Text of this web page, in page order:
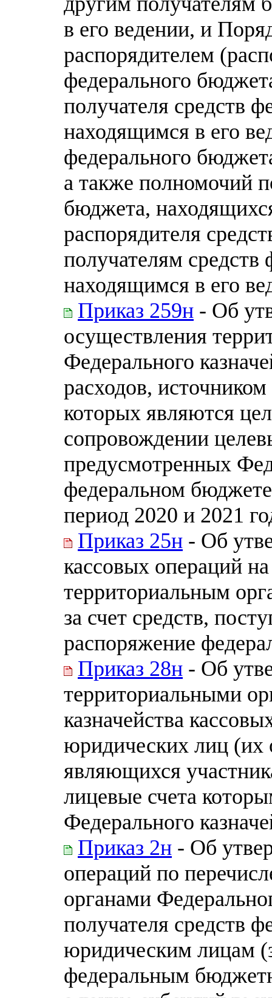
в его ведении, и
распорядителем
федерального
получателя средств
находящимся в его
федерального
а также полномочий
бюджета,
распорядителя
получателям
находящимся в его
Приказ 259н - Об
осуществления
Федерального
расходов,
которых являются
сопровождении
предусмотренных
федеральном
период 2020 и 2021
Приказ 25н - Об
кассовых операций
территориальным
за счет средств,
распоряжение
Приказ 28н - Об
территориальными
казначейства
юридических лиц (их
являющихся
лицевые счета
Федерального
Приказ 2н - Об
операций по
органами
получателя средств
юридическим лицам
федеральным